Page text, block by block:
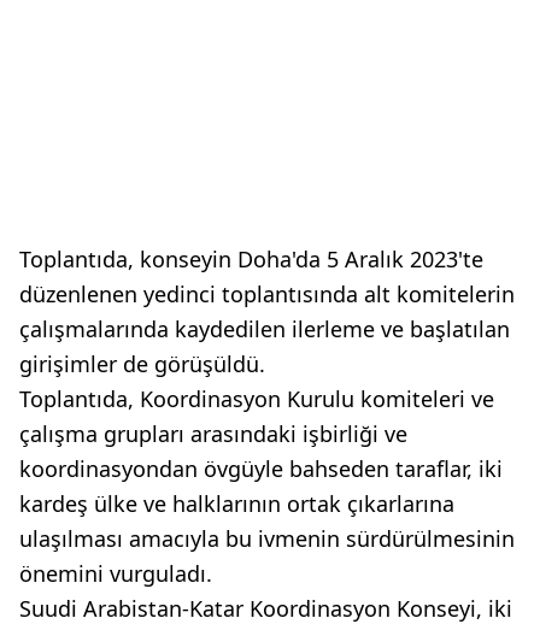
Toplantıda, konseyin Doha'da 5 Aralık 2023'te
düzenlenen yedinci toplantısında alt komitelerin
çalışmalarında kaydedilen ilerleme ve başlatılan
girişimler de görüşüldü.
Toplantıda, Koordinasyon Kurulu komiteleri ve
çalışma grupları arasındaki işbirliği ve
koordinasyondan övgüyle bahseden taraflar, iki
kardeş ülke ve halklarının ortak çıkarlarına
ulaşılması amacıyla bu ivmenin sürdürülmesinin
önemini vurguladı.
Suudi Arabistan-Katar Koordinasyon Konseyi, iki